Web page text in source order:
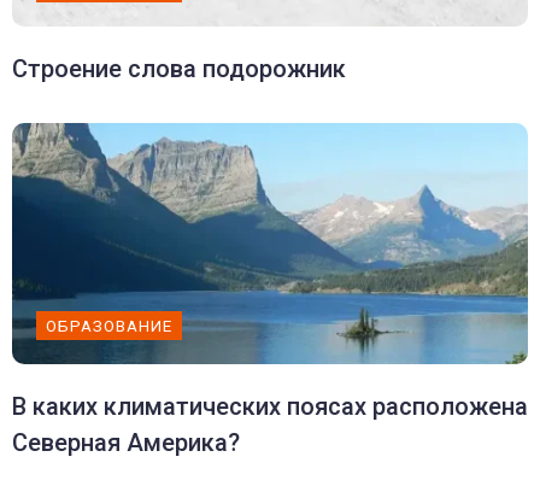
Строение слова подорожник
ОБРАЗОВАНИЕ
В каких климатических поясах расположена
Северная Америка?